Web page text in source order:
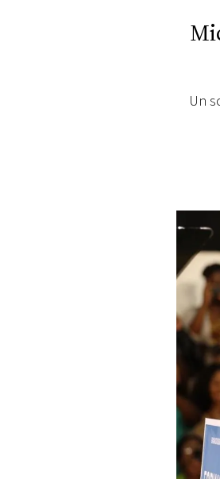
RADIO
RADIO
EVENTI
VIDEO
Un